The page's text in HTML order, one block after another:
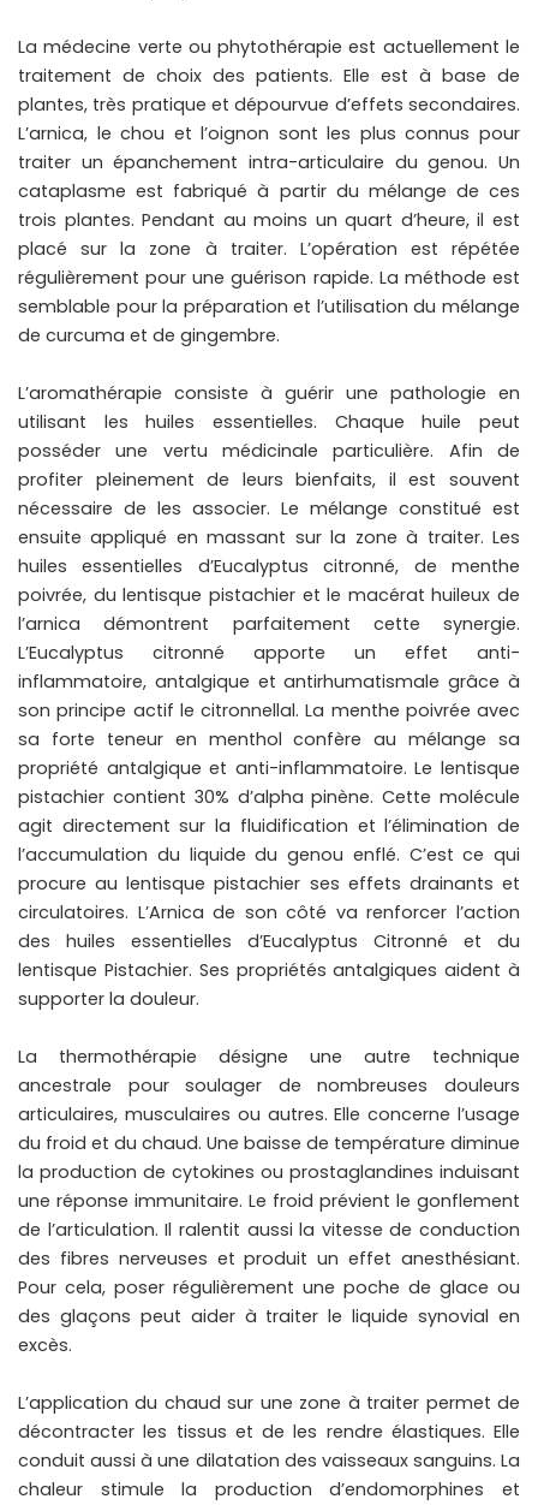
La médecine verte ou phytothérapie est actuellement le
traitement de choix des patients. Elle est à base de
plantes, très pratique et dépourvue d’effets secondaires.
L’arnica, le chou et l’oignon sont les plus connus pour
traiter un épanchement intra-articulaire du genou. Un
cataplasme est fabriqué à partir du mélange de ces
trois plantes. Pendant au moins un quart d’heure, il est
placé sur la zone à traiter. L’opération est répétée
régulièrement pour une guérison rapide. La méthode est
semblable pour la préparation et l’utilisation du mélange
de curcuma et de gingembre.
L’aromathérapie consiste à guérir une pathologie en
utilisant les huiles essentielles. Chaque huile peut
posséder une vertu médicinale particulière. Afin de
profiter pleinement de leurs bienfaits, il est souvent
nécessaire de les associer. Le mélange constitué est
ensuite appliqué en massant sur la zone à traiter. Les
huiles essentielles d’Eucalyptus citronné, de menthe
poivrée, du lentisque pistachier et le macérat huileux de
l’arnica démontrent parfaitement cette synergie.
L’Eucalyptus citronné apporte un effet anti-
inflammatoire, antalgique et antirhumatismale grâce à
son principe actif le citronnellal. La menthe poivrée avec
sa forte teneur en menthol confère au mélange sa
propriété antalgique et anti-inflammatoire. Le lentisque
pistachier contient 30% d’alpha pinène. Cette molécule
agit directement sur la fluidification et l’élimination de
l’accumulation du liquide du genou enflé. C’est ce qui
procure au lentisque pistachier ses effets drainants et
circulatoires. L’Arnica de son côté va renforcer l’action
des huiles essentielles d’Eucalyptus Citronné et du
lentisque Pistachier. Ses propriétés antalgiques aident à
supporter la douleur.
La thermothérapie désigne une autre technique
ancestrale pour soulager de nombreuses douleurs
articulaires, musculaires ou autres. Elle concerne l’usage
du froid et du chaud. Une baisse de température diminue
la production de cytokines ou prostaglandines induisant
une réponse immunitaire. Le froid prévient le gonflement
de l’articulation. Il ralentit aussi la vitesse de conduction
des fibres nerveuses et produit un effet anesthésiant.
Pour cela, poser régulièrement une poche de glace ou
des glaçons peut aider à traiter le liquide synovial en
excès.
L’application du chaud sur une zone à traiter permet de
décontracter les tissus et de les rendre élastiques. Elle
conduit aussi à une dilatation des vaisseaux sanguins. La
chaleur stimule la production d’endomorphines et